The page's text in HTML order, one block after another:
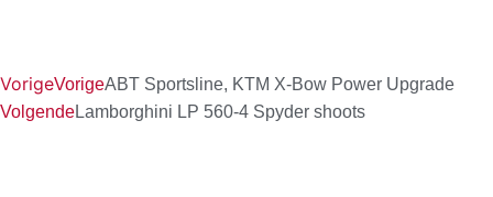
VorigeVorigeABT Sportsline, KTM X-Bow Power Upgrade
VolgendeLamborghini LP 560-4 Spyder shoots